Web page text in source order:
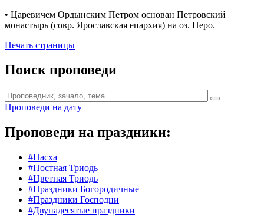
• Царевичем Ордынским Петром основан Петровский
монастырь (совр. Ярославская епархия) на оз. Неро.
Печать страницы
Поиск проповеди
Проповеди на дату
Проповеди на праздники:
#Пасха
#Постная Триодь
#Цветная Триодь
#Праздники Богородичные
#Праздники Господни
#Двунадесятые праздники